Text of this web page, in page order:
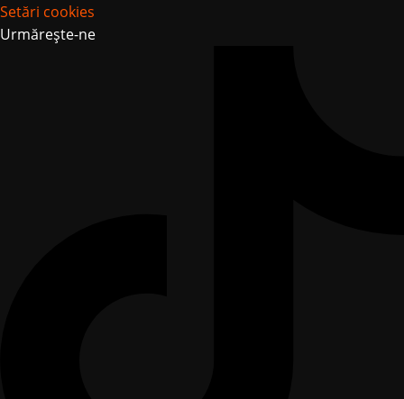
Setări cookies
Urmărește-ne